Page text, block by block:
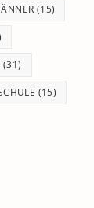
(15)
(31)
(15)